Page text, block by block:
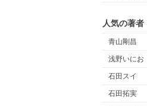
人気の著者
青山剛昌
浅野いにお
石田スイ
石田拓実